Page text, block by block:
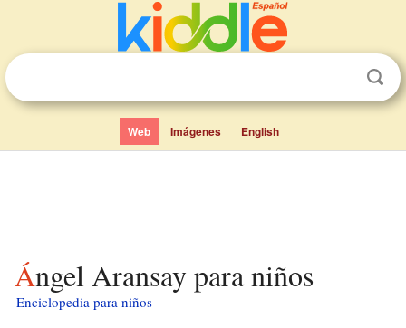
Web Imágenes English
Ángel Aransay para niños
Enciclopedia para niños